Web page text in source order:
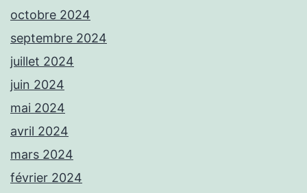
octobre 2024
septembre 2024
juillet 2024
juin 2024
mai 2024
avril 2024
mars 2024
février 2024